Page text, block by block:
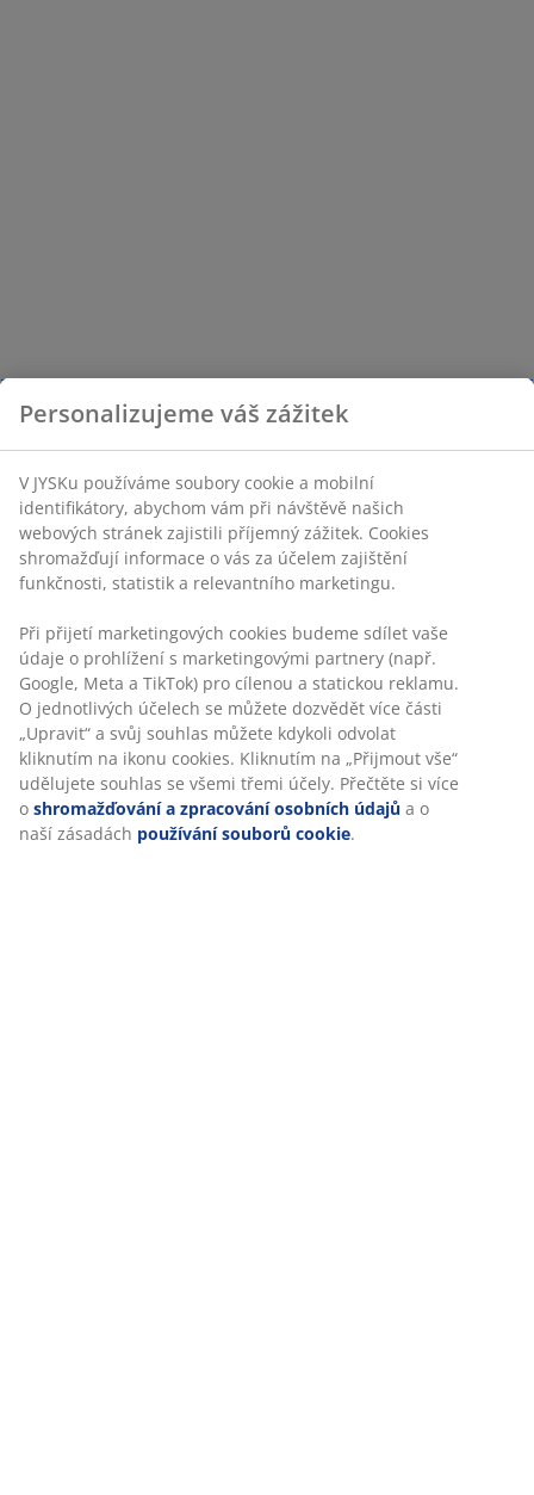
Personalizujeme váš zážitek
V JYSKu používáme soubory cookie a mobilní
identifikátory, abychom vám při návštěvě našich
webových stránek zajistili příjemný zážitek. Cookies
shromažďují informace o vás za účelem zajištění
funkčnosti, statistik a relevantního marketingu.
Při přijetí marketingových cookies budeme sdílet vaše
údaje o prohlížení s marketingovými partnery (např.
Google, Meta a TikTok) pro cílenou a statickou reklamu.
O jednotlivých účelech se můžete dozvědět více části
„Upravit“ a svůj souhlas můžete kdykoli odvolat
kliknutím na ikonu cookies. Kliknutím na „Přijmout vše“
udělujete souhlas se všemi třemi účely. Přečtěte si více
o shromažďování a zpracování osobních údajů a o
naší zásadách používání souborů cookie.